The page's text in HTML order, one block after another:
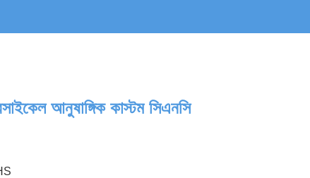
আনুষাঙ্গিক কাস্টম সিএনসি